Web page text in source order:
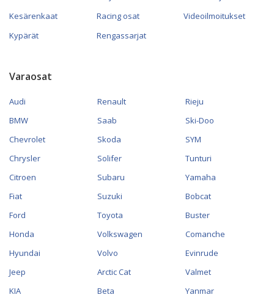
Kesärenkaat
Kypärät
Racing osat
Rengassarjat
Videoilmoitukset
Varaosat
Audi
BMW
Chevrolet
Chrysler
Citroen
Fiat
Ford
Honda
Hyundai
Jeep
KIA
Renault
Saab
Skoda
Solifer
Subaru
Suzuki
Toyota
Volkswagen
Volvo
Arctic Cat
Beta
Rieju
Ski-Doo
SYM
Tunturi
Yamaha
Bobcat
Buster
Comanche
Evinrude
Valmet
Yanmar